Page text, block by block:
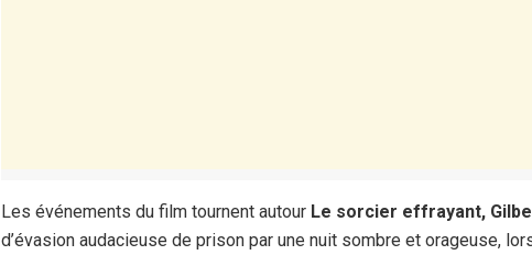
Les événements du film tournent autour Le sorcier effrayant,
d’évasion audacieuse de prison par une nuit sombre et orageuse,